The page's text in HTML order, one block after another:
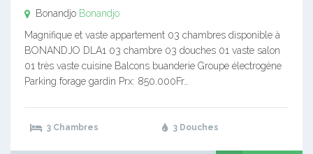
Bonandjo Bonandjo
Magnifique et vaste appartement 03 chambres disponible à
BONANDJO DLA1 03 chambre 03 douches 01 vaste salon
01 très vaste cuisine Balcons buanderie Groupe électrogène
Parking forage gardin Prx: 850.000Fr…
3 Chambres 3 Douches